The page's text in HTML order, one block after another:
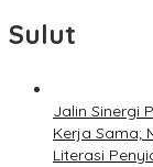
Sulut
Jalin Sinergi
Kerja Sama;
Literasi